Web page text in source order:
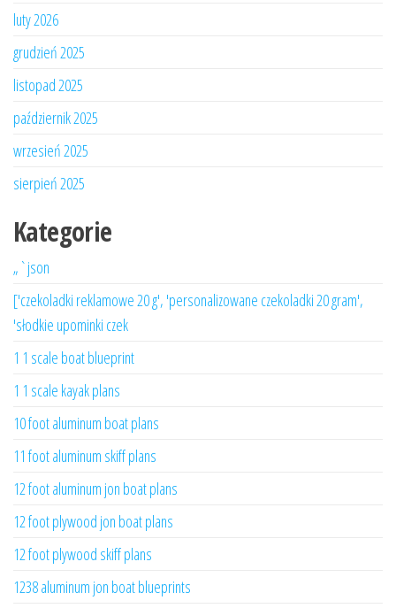
luty 2026
grudzień 2025
listopad 2025
październik 2025
wrzesień 2025
sierpień 2025
Kategorie
„`json
['czekoladki reklamowe 20 g', 'personalizowane czekoladki 20 gram',
'słodkie upominki czek
1 1 scale boat blueprint
1 1 scale kayak plans
10 foot aluminum boat plans
11 foot aluminum skiff plans
12 foot aluminum jon boat plans
12 foot plywood jon boat plans
12 foot plywood skiff plans
1238 aluminum jon boat blueprints